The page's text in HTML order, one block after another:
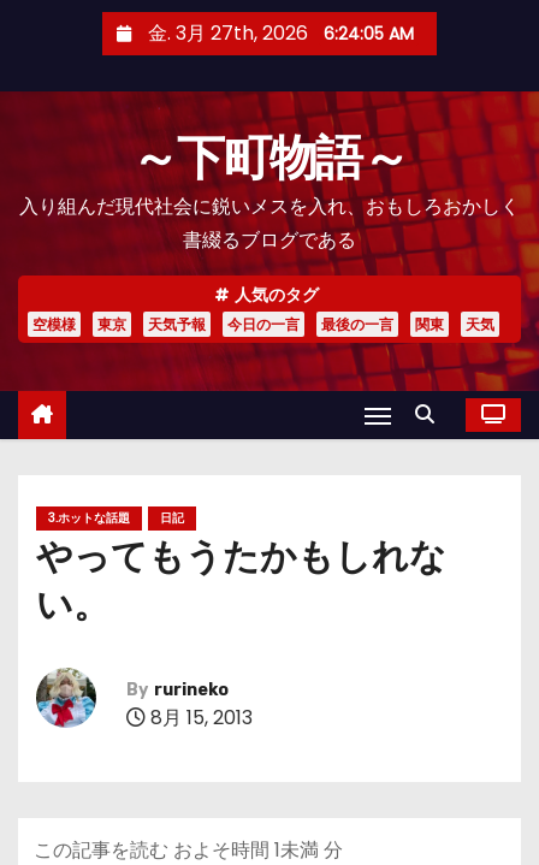
金. 3月 27th, 2026 6:24:06 AM
～下町物語～
入り組んだ現代社会に鋭いメスを入れ、おもしろおかしく
書綴るブログである
人気のタグ
空模様 東京 天気予報 今日の一言 最後の一言 関東 天気
3.ホットな話題 日記
やってもうたかもしれな
い。
By rurineko
8月 15, 2013
この記事を読む およそ時間 1未満 分